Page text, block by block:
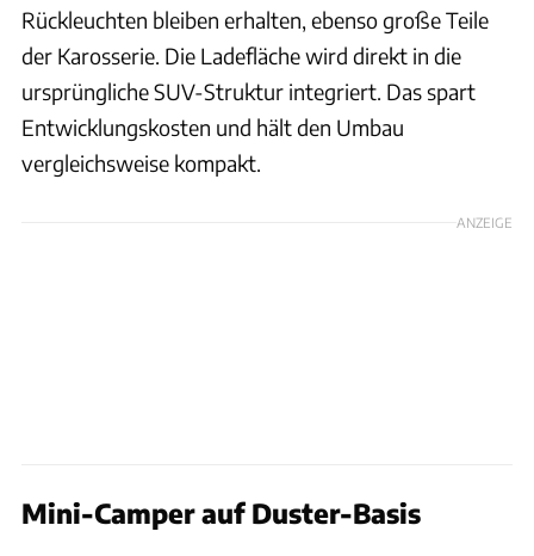
Rückleuchten bleiben erhalten, ebenso große Teile
der Karosserie. Die Ladefläche wird direkt in die
ursprüngliche SUV-Struktur integriert. Das spart
Entwicklungskosten und hält den Umbau
vergleichsweise kompakt.
ANZEIGE
Mini-Camper auf Duster-Basis